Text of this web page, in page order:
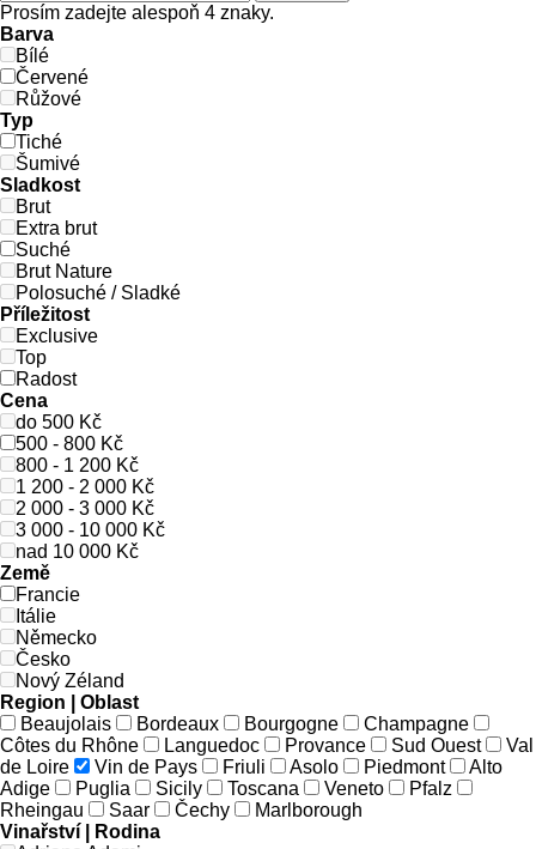
Prosím zadejte alespoň 4 znaky.
Barva
Bílé
Červené
Růžové
Typ
Tiché
Šumivé
Sladkost
Brut
Extra brut
Suché
Brut Nature
Polosuché / Sladké
Příležitost
Exclusive
Top
Radost
Cena
do 500 Kč
500 - 800 Kč
800 - 1 200 Kč
1 200 - 2 000 Kč
2 000 - 3 000 Kč
3 000 - 10 000 Kč
nad 10 000 Kč
Země
Francie
Itálie
Německo
Česko
Nový Zéland
Region | Oblast
Beaujolais
Bordeaux Bourgogne
Champagne
Côtes du Rhône
Languedoc Provance Sud Ouest
Val
de Loire
Vin de Pays Friuli Asolo Piedmont
Alto
Adige
Puglia Sicily Toscana Veneto
Pfalz
Rheingau
Saar Čechy
Marlborough
Vinařství | Rodina